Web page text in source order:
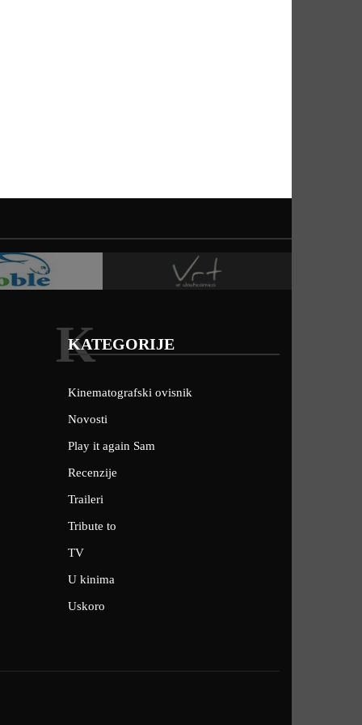
KATEGORIJE
K
Kinematografski ovisnik
Novosti
Play it again Sam
Recenzije
Traileri
Tribute to
TV
U kinima
Uskoro